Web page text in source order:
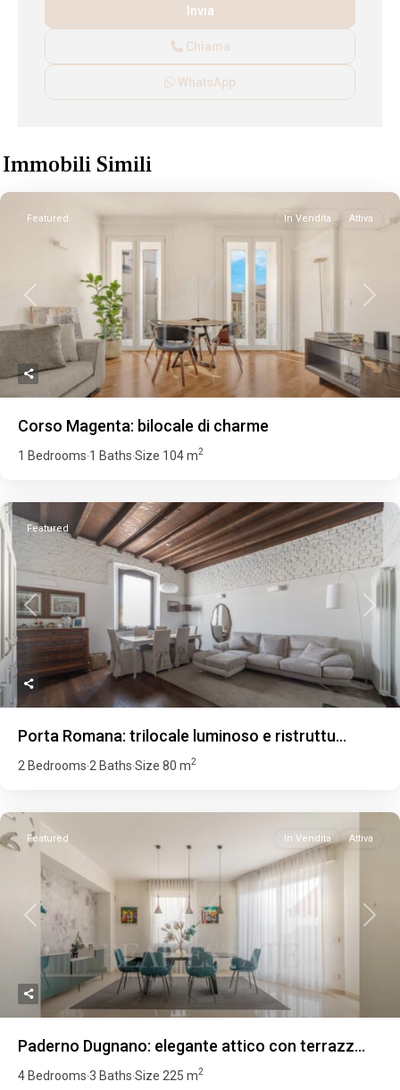
Chiama
WhatsApp
Immobili Simili
Previous Next
Featured In Vendita Attiva
Corso Magenta: bilocale di charme
1 Bedrooms·1 Baths·Size 104 m2
Previous Next
Featured
Porta Romana: trilocale luminoso e ristruttu...
2 Bedrooms·2 Baths·Size 80 m2
Previous Next
Featured In Vendita Attiva
Paderno Dugnano: elegante attico con terrazz...
4 Bedrooms·3 Baths·Size 225 m2